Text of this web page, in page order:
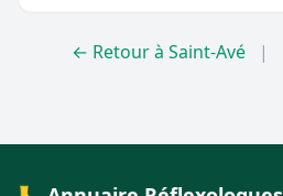
← Retour à Saint-Avé |